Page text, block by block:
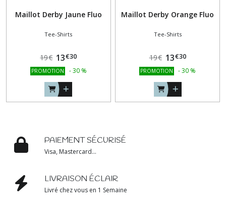
Maillot Derby Jaune Fluo
Tee-Shirts
19€ 13€30
PROMOTION -30 %
Maillot Derby Orange Fluo
Tee-Shirts
19€ 13€30
PROMOTION -30 %
PAIEMENT SÉCURISÉ
Visa, Mastercard...
LIVRAISON ÉCLAIR
Livré chez vous en 1 Semaine